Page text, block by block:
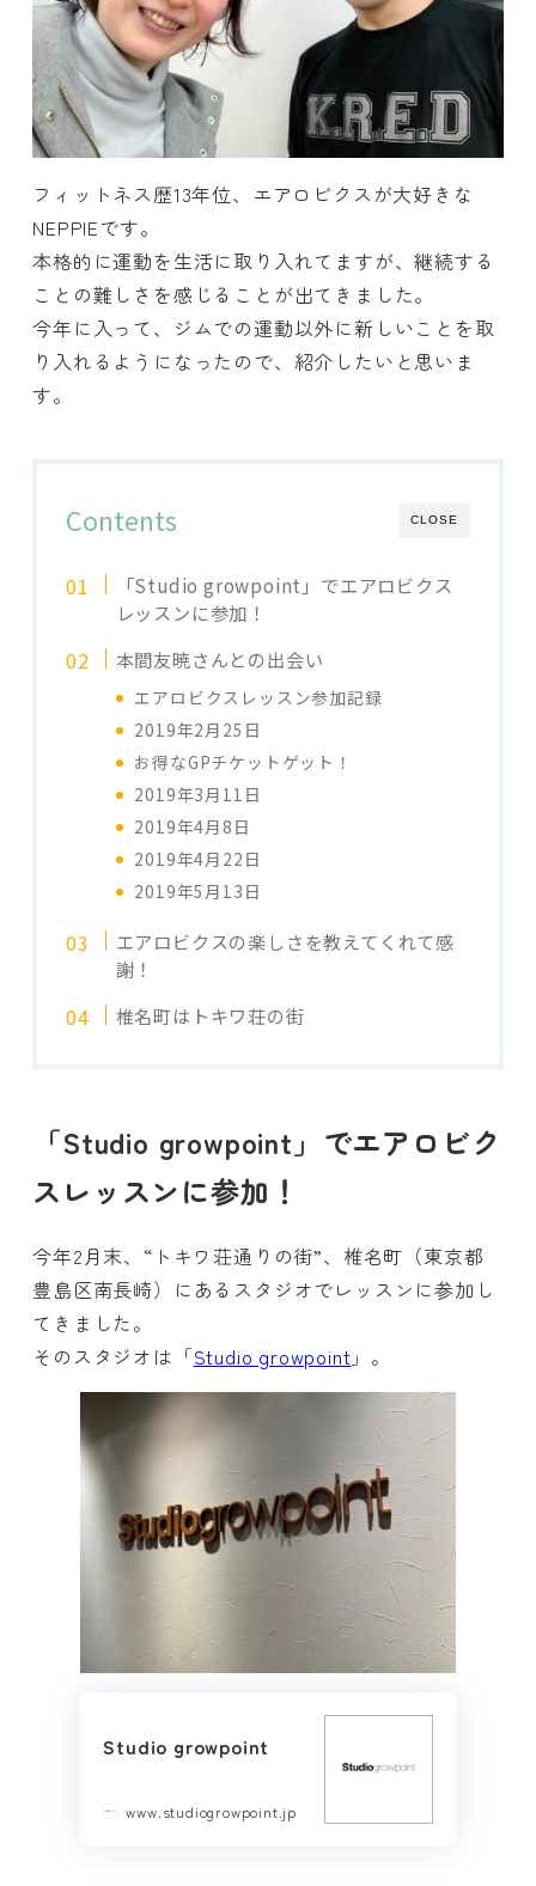
フィットネス歴13年位、エアロビクスが大好きな
NEPPIEです。
本格的に運動を生活に取り入れてますが、継続する
ことの難しさを感じることが出てきました。
今年に入って、ジムでの運動以外に新しいことを取
り入れるようになったので、紹介したいと思いま
す。
CLOSE
Contents
「Studio growpoint」でエアロビクス
レッスンに参加！
本間友暁さんとの出会い
エアロビクスレッスン参加記録
2019年2月25日
お得なGPチケットゲット！
2019年3月11日
2019年4月8日
2019年4月22日
2019年5月13日
エアロビクスの楽しさを教えてくれて感
謝！
椎名町はトキワ荘の街
「Studio growpoint」でエアロビク
スレッスンに参加！
今年2月末、“トキワ荘通りの街”、椎名町（東京都
豊島区南長崎）にあるスタジオでレッスンに参加し
てきました。
そのスタジオは「Studio growpoint 」。
Studio growpoint
www.studiogrowpoint.jp